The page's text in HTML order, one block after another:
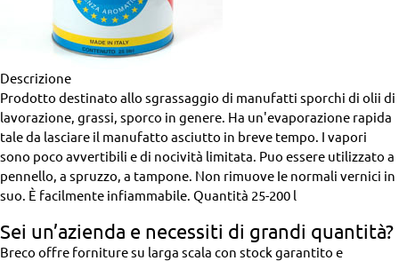
Descrizione
Prodotto destinato allo sgrassaggio di manufatti sporchi di olii di
lavorazione, grassi, sporco in genere. Ha un'evaporazione rapida
tale da lasciare il manufatto asciutto in breve tempo. I vapori
sono poco avvertibili e di nocività limitata. Puo essere utilizzato a
pennello, a spruzzo, a tampone. Non rimuove Ie normali vernici in
suo. È facilmente infiammabile. Quantità 25-200 l
Sei un’azienda e necessiti di grandi quantità?
Breco offre forniture su larga scala con stock garantito e